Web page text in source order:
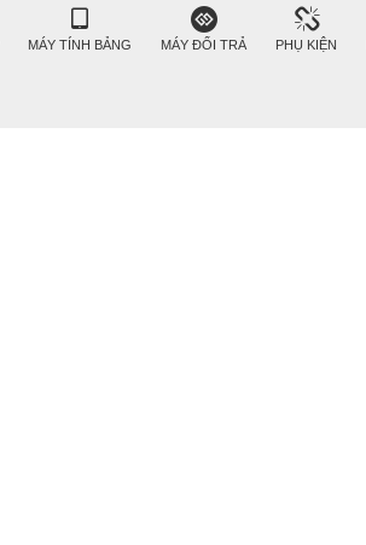
MÁY TÍNH BẢNG MÁY ĐỔI TRẢ PHỤ KIỆN